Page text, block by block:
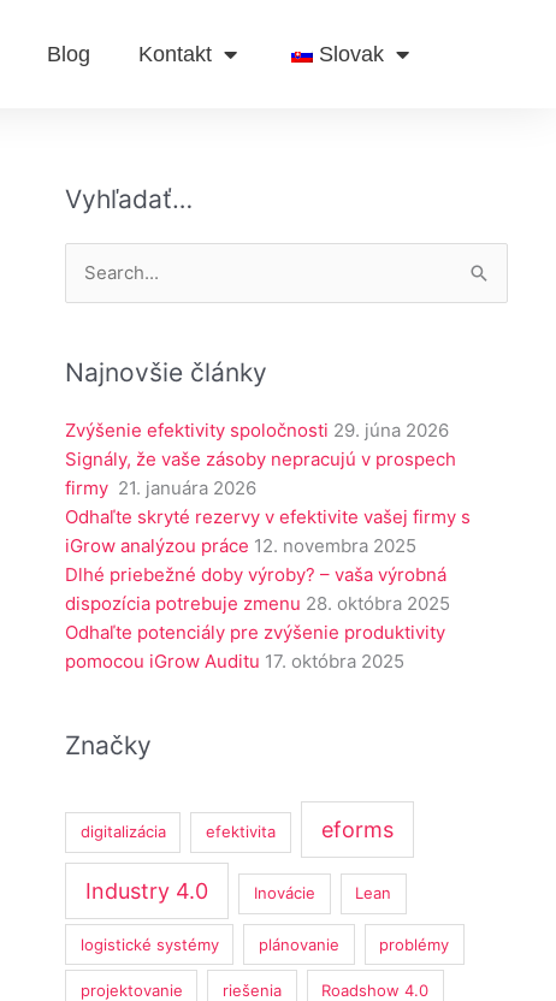
Blog Kontakt Slovak
Vyhľadať…
Vyhľadať:
Najnovšie články
Zvýšenie efektivity spoločnosti 29. júna 2026
Signály, že vaše zásoby nepracujú v prospech
firmy 21. januára 2026
Odhaľte skryté rezervy v efektivite vašej firmy s
iGrow analýzou práce 12. novembra 2025
Dlhé priebežné doby výroby? – vaša výrobná
dispozícia potrebuje zmenu 28. októbra 2025
Odhaľte potenciály pre zvýšenie produktivity
pomocou iGrow Auditu 17. októbra 2025
Značky
digitalizácia efektivita eforms
Industry 4.0 Inovácie Lean
logistické systémy plánovanie problémy
projektovanie riešenia Roadshow 4.0